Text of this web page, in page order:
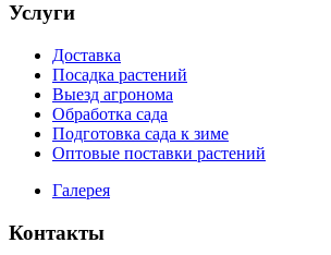
Услуги
Доставка
Посадка растений
Выезд агронома
Обработка сада
Подготовка сада к зиме
Оптовые поставки растений
Галерея
Контакты